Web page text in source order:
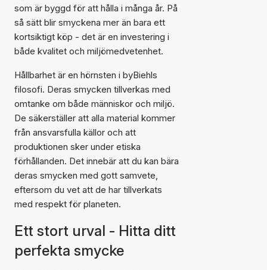
som är byggd för att hålla i många år. På
så sätt blir smyckena mer än bara ett
kortsiktigt köp - det är en investering i
både kvalitet och miljömedvetenhet.
Hållbarhet är en hörnsten i byBiehls
filosofi. Deras smycken tillverkas med
omtanke om både människor och miljö.
De säkerställer att alla material kommer
från ansvarsfulla källor och att
produktionen sker under etiska
förhållanden. Det innebär att du kan bära
deras smycken med gott samvete,
eftersom du vet att de har tillverkats
med respekt för planeten.
Ett stort urval - Hitta ditt
perfekta smycke